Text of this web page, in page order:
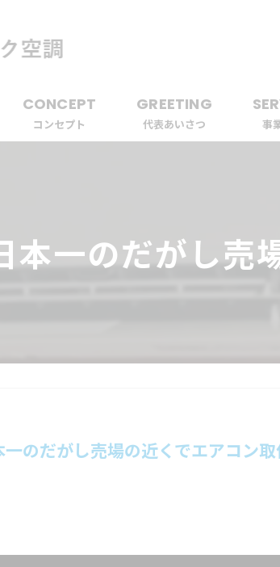
CONCEPT
コンセプト
GREETING
代表あいさつ 事
本一のだがし売
のだがし売場の近くでエアコン